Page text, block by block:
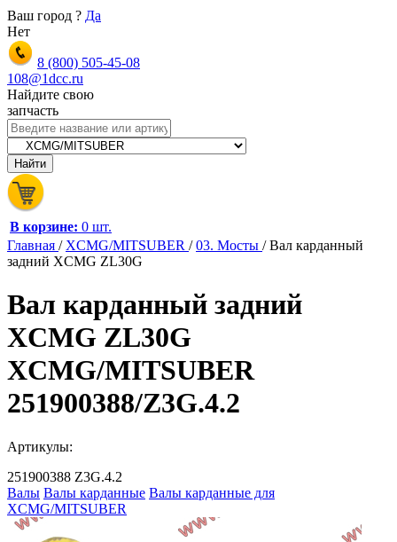
Ваш город ? Да
Нет
8 (800) 505-45-08
108@1dcc.ru
Найдите свою
запчасть
В корзине: 0 шт.
Главная / XCMG/MITSUBER /03. Мосты /Вал карданный
задний XCMG ZL30G
Вал карданный задний
XCMG ZL30G
XCMG/MITSUBER
251900388/Z3G.4.2
Артикулы:
251900388 Z3G.4.2
Валы Валы карданные Валы карданные для
XCMG/MITSUBER